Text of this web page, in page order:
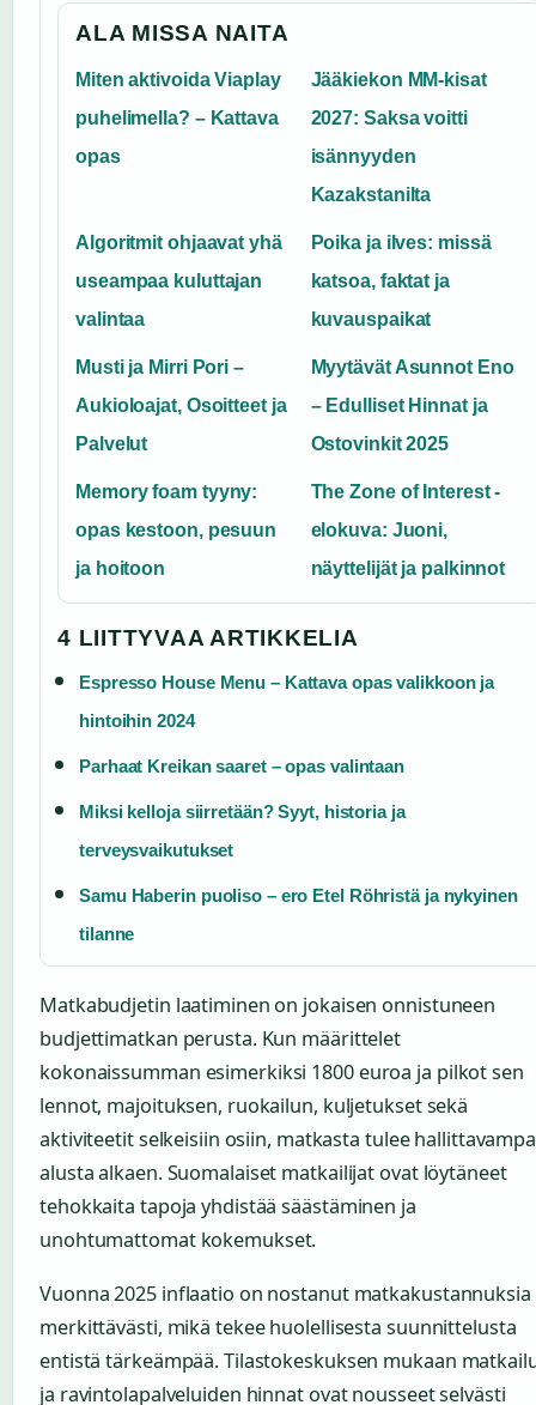
ALA MISSA NAITA
Miten aktivoida Viaplay
puhelimella? – Kattava
opas
Jääkiekon MM-kisat
2027: Saksa voitti
isännyyden
Kazakstanilta
Algoritmit ohjaavat yhä
useampaa kuluttajan
valintaa
Poika ja ilves: missä
katsoa, faktat ja
kuvauspaikat
Musti ja Mirri Pori –
Aukioloajat, Osoitteet ja
Palvelut
Myytävät Asunnot Eno
– Edulliset Hinnat ja
Ostovinkit 2025
Memory foam tyyny:
opas kestoon, pesuun
ja hoitoon
The Zone of Interest -
elokuva: Juoni,
näyttelijät ja palkinnot
4 LIITTYVAA ARTIKKELIA
Espresso House Menu – Kattava opas valikkoon ja
hintoihin 2024
Parhaat Kreikan saaret – opas valintaan
Miksi kelloja siirretään? Syyt, historia ja
terveysvaikutukset
Samu Haberin puoliso – ero Etel Röhristä ja nykyinen
tilanne
Matkabudjetin laatiminen on jokaisen onnistuneen
budjettimatkan perusta. Kun määrittelet
kokonaissumman esimerkiksi 1800 euroa ja pilkot sen
lennot, majoituksen, ruokailun, kuljetukset sekä
aktiviteetit selkeisiin osiin, matkasta tulee
alusta alkaen. Suomalaiset matkailijat ovat löytäneet
tehokkaita tapoja yhdistää säästäminen ja
unohtumattomat kokemukset.
Vuonna 2025 inflaatio on nostanut matkakustannuksia
merkittävästi, mikä tekee huolellisesta suunnittelusta
entistä tärkeämpää. Tilastokeskuksen mukaan
ja ravintolapalveluiden hinnat ovat nousseet selvästi